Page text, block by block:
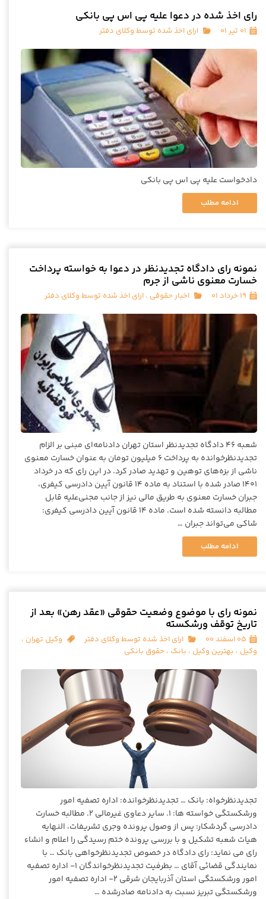
رای اخذ شده در دعوا علیه پی اس پی بانکی
۰۱ تیر ۰۱ ارای اخذ شده توسط وکلای دفتر
دادخواست علیه پی اس پی بانکی
ادامه مطلب
نمونه رای دادگاه تجدیدنظر در دعوا به خواسته پرداخت
خسارت معنوی ناشی از جرم
۱۹ خرداد ۰۱ اخبار حقوقی ، ارای اخذ شده توسط وکلای دفتر
شعبه ۴۶ دادگاه تجدیدنظر استان تهران دادنامه‌ای مبنی بر الزام
تجدیدنظرخوانده به پرداخت ۶ میلیون تومان به عنوان خسارت معنوی
ناشی از بزه‌های توهین و تهدید صادر کرد. در این رای که در خرداد
۱۴۰۱ صادر شده با استناد به ماده ۱۴ قانون آیین دادرسی کیفری،
جبران خسارت معنوی به طریق مالی نیز از جانب مجنی‌علیه قابل
مطالبه دانسته شده است. ماده ۱۴ قانون آیین دادرسی کیفری:
شاکی می‌تواند جبران …
ادامه مطلب
نمونه رای با موضوع وضعیت حقوقی «عقد رهن» بعد از
تاریخ توقف ورشکسته
۰۵ اسفند ۰۰ ارای اخذ شده توسط وکلای دفتر وکیل تهران ،
وکیل ، بهترین وکیل ، بانک ، حقوق بانکی
تجدیدنظرخواه: بانک … تجدیدنظرخوانده: اداره تصفیه امور
ورشکستگی خواسته ها: ۱. سایر دعاوی غیرمالی ۲. مطالبه خسارت
دادرسی گردشکار: پس از وصول پرونده وجری تشریفات، النهایه
هیات شعبه تشکیل و با بررسی پرونده ختم رسیدگی را اعلام و انشاء
رای می نماید: رای دادگاه در خصوص تجدیدنظرخواهی بانک … با
نمایندگی قضائی آقای … بطرفیت تجدیدنظرخواندگان ۱- اداره تصفیه
امور ورشکستگی استان آذربایجان شرقی ۲- اداره تصفیه امور
ورشکستگی تبریز نسبت به دادنامه صادرشده …